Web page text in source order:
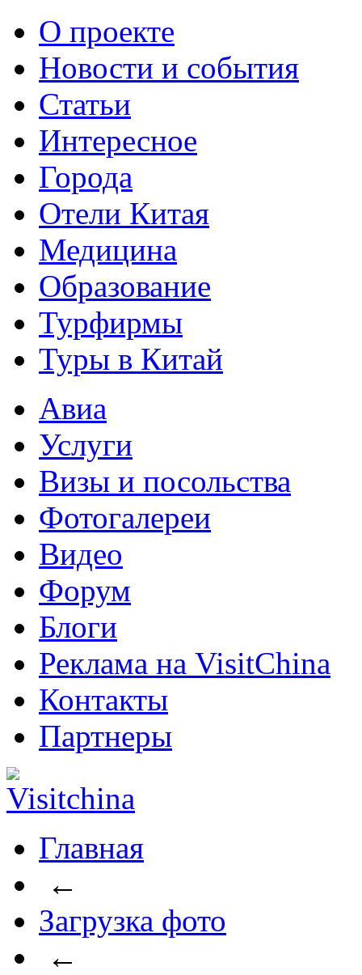
О проекте
Новости и события
Статьи
Интересное
Города
Отели Китая
Медицина
Образование
Турфирмы
Туры в Китай
Авиа
Услуги
Визы и посольства
Фотогалереи
Видео
Форум
Блоги
Реклама на VisitChina
Контакты
Партнеры
Главная
←
Загрузка фото
←